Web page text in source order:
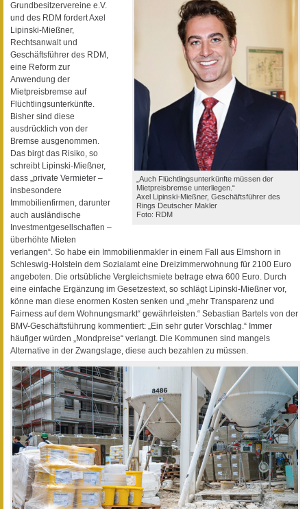
„Auch Flüchtlingsunterkünfte müssen der
Mietpreisbremse unterliegen.“
Axel Lipinski-Mießner, Geschäftsführer des
Rings Deutscher Makler
Foto: RDM
Grundbesitzervereine e.V.
und des RDM fordert Axel
Lipinski-Mießner,
Rechtsanwalt und
Geschäftsführer des RDM,
eine Reform zur
Anwendung der
Mietpreisbremse auf
Flüchtlingsunterkünfte.
Bisher sind diese
ausdrücklich von der
Bremse ausgenommen.
Das birgt das Risiko, so
schreibt Lipinski-Mießner,
dass „private Vermieter –
insbesondere
Immobilienfirmen, darunter
auch ausländische
Investmentgesellschaften –
überhöhte Mieten
verlangen“. So habe ein Immobilienmakler in einem Fall aus Elmshorn in
Schleswig-Holstein dem Sozialamt eine Dreizimmerwohnung für 2100 Euro
angeboten. Die ortsübliche Vergleichsmiete betrage etwa 600 Euro. Durch
eine einfache Ergänzung im Gesetzestext, so schlägt Lipinski-Mießner vor,
könne man diese enormen Kosten senken und „mehr Transparenz und
Fairness auf dem Wohnungsmarkt“ gewährleisten.“ Sebastian Bartels von der
BMV-Geschäftsführung kommentiert: „Ein sehr guter Vorschlag.“ Immer
häufiger würden „Mondpreise“ verlangt. Die Kommunen sind mangels
Alternative in der Zwangslage, diese auch bezahlen zu müssen.